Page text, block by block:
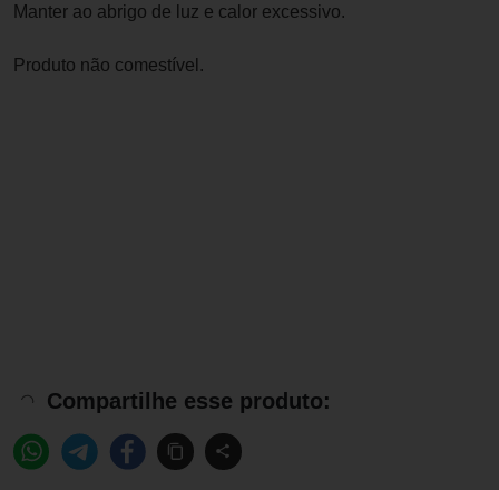
Manter ao abrigo de luz e calor excessivo.
Produto não comestível.
Compartilhe esse produto: